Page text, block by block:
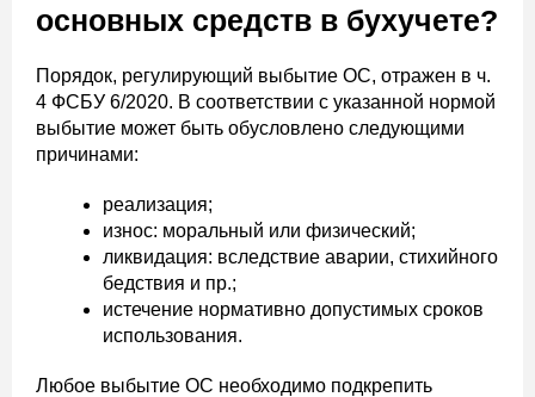
основных средств в бухучете?
Порядок, регулирующий выбытие ОС, отражен в ч.
4 ФСБУ 6/2020. В соответствии с указанной нормой
выбытие может быть обусловлено следующими
причинами:
реализация;
износ: моральный или физический;
ликвидация: вследствие аварии, стихийного
бедствия и пр.;
истечение нормативно допустимых сроков
использования.
Любое выбытие ОС необходимо подкрепить